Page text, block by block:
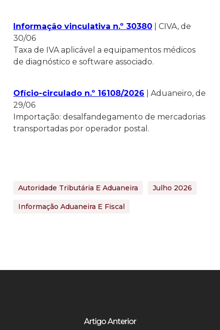
Informação vinculativa n.º 30380| CIVA, de
30/06
Taxa de IVA aplicável a equipamentos médicos
de diagnóstico e software associado.
Ofício-circulado n.º 16108/2026 | Aduaneiro, de
29/06
Importação: desalfandegamento de mercadorias
transportadas por operador postal.
Autoridade Tributária E Aduaneira Julho 2026
Informação Aduaneira E Fiscal
Artigo Anterior